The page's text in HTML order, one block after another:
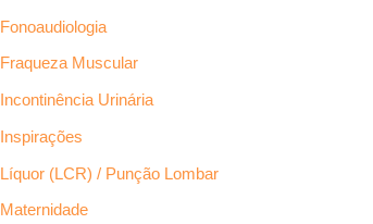
Fonoaudiologia
Fraqueza Muscular
Incontinência Urinária
Inspirações
Líquor (LCR) / Punção Lombar
Maternidade